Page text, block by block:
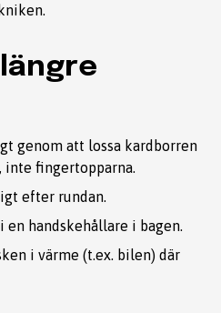
genom att lossa kardborren
inte fingertopparna.
efter rundan.
en handskehållare i bagen.
i värme (t.ex. bilen) där